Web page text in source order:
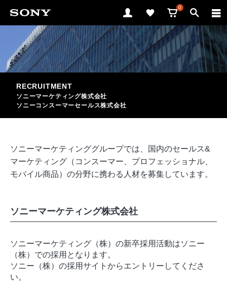
0
RECRUITMENT
ソニーマーケティング株式会社
ソニーコンスーマーセールス株式会社
ソニーマーケティンググループでは、国内のセールス&
マーケティング（コンスーマー、プロフェッショナル、
モバイル商品）の分野に携わる人材を募集しています。
ソニーマーケティング株式会社
ソニーマーケティング（株）の新卒採用活動はソニー
（株）での採用となります。
ソニー（株）の採用サイトからエントリーしてくださ
い。